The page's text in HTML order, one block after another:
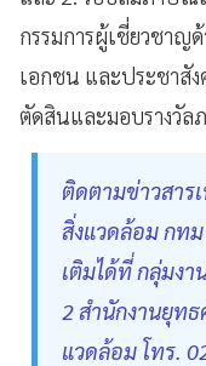
กรรมการผู้เชี่ยวชาญ
เอกชน และประชาสั
ตัดสินและมอบรางวัล
ติดตามข่าวสาร
สิ่งแวดล้อม กท
เติมได้ที่ กลุ่มง
2 สำนักงานยุท
แวดล้อม โทร.